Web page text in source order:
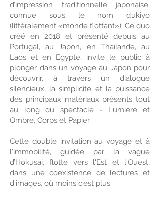
d’impression traditionnelle japonaise,
connue sous le nom d’ukiyo
(littéralement «monde flottant»). Ce duo
créé en 2018 et présenté depuis au
Portugal, au Japon, en Thaïlande, au
Laos et en Egypte, invite le public à
plonger dans un voyage au Japon pour
découvrir, à travers un dialogue
silencieux, la simplicité et la puissance
des principaux matériaux présents tout
au long du spectacle - Lumière et
Ombre, Corps et Papier.
Cette double invitation au voyage et à
l'immobilité, guidée par la vague
d’Hokusai, flotte vers l'Est et l'Ouest,
dans une coexistence de lectures et
d'images, où moins c'est plus.